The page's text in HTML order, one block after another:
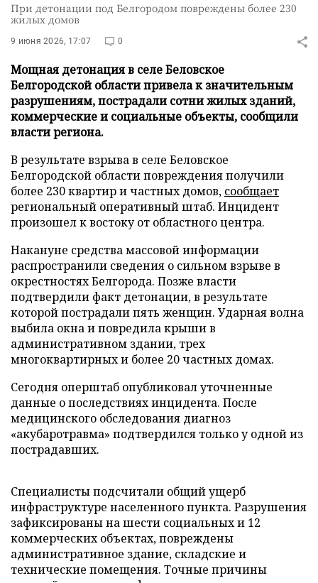
При детонации под Белгородом повреждены более 230
жилых домов
9 июня 2026, 17:07 0
Мощная детонация в селе Беловское
Белгородской области привела к значительным
разрушениям, пострадали сотни жилых зданий,
коммерческие и социальные объекты, сообщили
власти региона.
В результате взрыва в селе Беловское
Белгородской области повреждения получили
более 230 квартир и частных домов, сообщает
региональный оперативный штаб. Инцидент
произошел к востоку от областного центра.
Накануне средства массовой информации
распространили сведения о сильном взрыве в
окрестностях Белгорода. Позже власти
подтвердили факт детонации, в результате
которой пострадали пять женщин. Ударная волна
выбила окна и повредила крыши в
административном здании, трех
многоквартирных и более 20 частных домах.
Сегодня оперштаб опубликовал уточненные
данные о последствиях инцидента. После
медицинского обследования диагноз
«акубаротравма» подтвердился только у одной из
пострадавших.
Специалисты подсчитали общий ущерб
инфраструктуре населенного пункта. Разрушения
зафиксированы на шести социальных и 12
коммерческих объектах, повреждены
административное здание, складские и
технические помещения. Точные причины